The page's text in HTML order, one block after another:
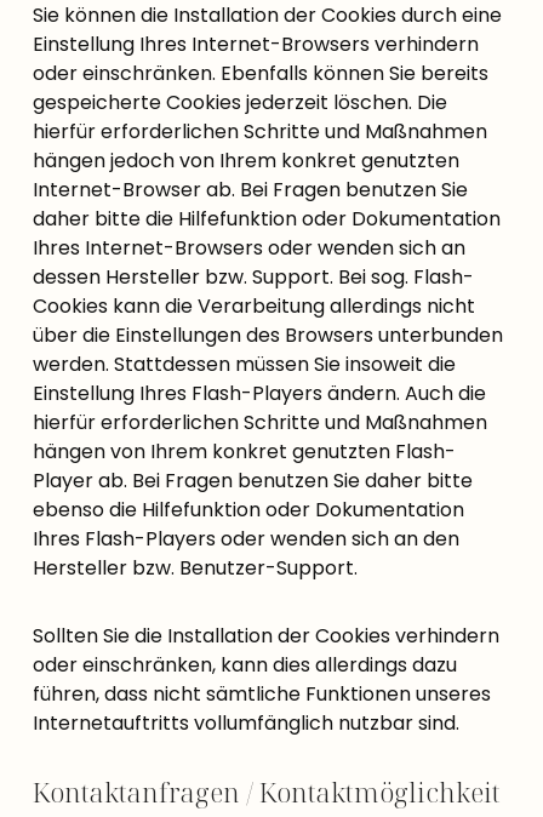
Sie können die Installation der Cookies durch eine
Einstellung Ihres Internet-Browsers verhindern
oder einschränken. Ebenfalls können Sie bereits
gespeicherte Cookies jederzeit löschen. Die
hierfür erforderlichen Schritte und Maßnahmen
hängen jedoch von Ihrem konkret genutzten
Internet-Browser ab. Bei Fragen benutzen Sie
daher bitte die Hilfefunktion oder Dokumentation
Ihres Internet-Browsers oder wenden sich an
dessen Hersteller bzw. Support. Bei sog. Flash-
Cookies kann die Verarbeitung allerdings nicht
über die Einstellungen des Browsers unterbunden
werden. Stattdessen müssen Sie insoweit die
Einstellung Ihres Flash-Players ändern. Auch die
hierfür erforderlichen Schritte und Maßnahmen
hängen von Ihrem konkret genutzten Flash-
Player ab. Bei Fragen benutzen Sie daher bitte
ebenso die Hilfefunktion oder Dokumentation
Ihres Flash-Players oder wenden sich an den
Hersteller bzw. Benutzer-Support.
Sollten Sie die Installation der Cookies verhindern
oder einschränken, kann dies allerdings dazu
führen, dass nicht sämtliche Funktionen unseres
Internetauftritts vollumfänglich nutzbar sind.
Kontaktanfragen / Kontaktmöglichkeit